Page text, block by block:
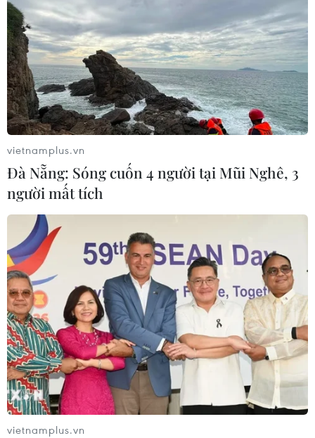
vietnamplus.vn
Đà Nẵng: Sóng cuốn 4 người tại Mũi Nghê, 3
người mất tích
vietnamplus.vn